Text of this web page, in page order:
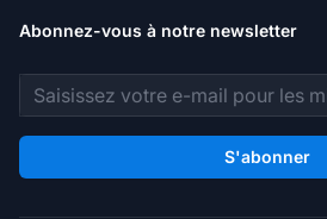
Abonnez-vous à notre newsletter
Adresse e-mail
S'abonner